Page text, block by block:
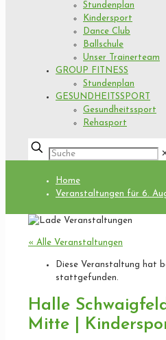
Stundenplan
Kindersport
Dance Club
Ballschule
Unser Trainerteam
GROUP FITNESS
Stundenplan
GESUNDHEITSSPORT
Gesundheitssport
Rehasport
Home
Veranstaltungen für 6.
« Alle Veranstaltungen
Diese Veranstaltung hat
stattgefunden.
Halle
Mitte |